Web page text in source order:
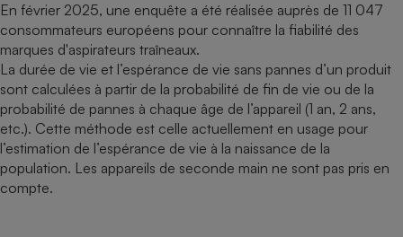
En février 2025, une enquête a été réalisée auprès de 11 047
consommateurs européens pour connaître la fiabilité des
marques d'aspirateurs traîneaux.
La durée de vie et l’espérance de vie sans pannes d’un produit
sont calculées à partir de la probabilité de fin de vie ou de la
probabilité de pannes à chaque âge de l’appareil (1 an, 2 ans,
etc.). Cette méthode est celle actuellement en usage pour
l’estimation de l’espérance de vie à la naissance de la
population. Les appareils de seconde main ne sont pas pris en
compte.